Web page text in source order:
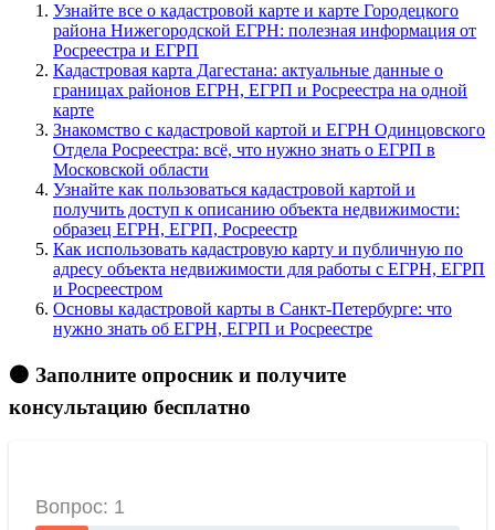
Узнайте все о кадастровой карте и карте Городецкого
района Нижегородской ЕГРН: полезная информация от
Росреестра и ЕГРП
Кадастровая карта Дагестана: актуальные данные о
границах районов ЕГРН, ЕГРП и Росреестра на одной
карте
Знакомство с кадастровой картой и ЕГРН Одинцовского
Отдела Росреестра: всё, что нужно знать о ЕГРП в
Московской области
Узнайте как пользоваться кадастровой картой и
получить доступ к описанию объекта недвижимости:
образец ЕГРН, ЕГРП, Росреестр
Как использовать кадастровую карту и публичную по
адресу объекта недвижимости для работы с ЕГРН, ЕГРП
и Росреестром
Основы кадастровой карты в Санкт-Петербурге: что
нужно знать об ЕГРН, ЕГРП и Росреестре
🟠 Заполните опросник и получите
консультацию бесплатно